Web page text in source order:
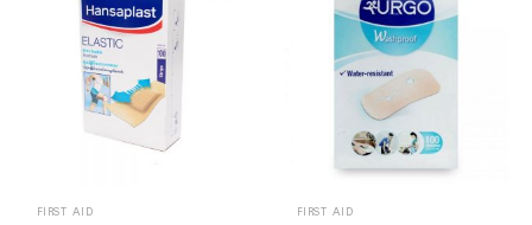
FIRST AID FIRST AID